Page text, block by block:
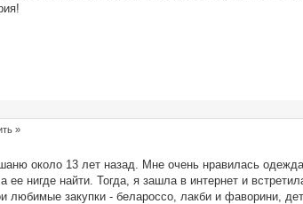
»
около 13 лет назад. Мне очень нравилась
ее нигде найти. Тогда, я зашла в интернет и
любимые закупки - белароссо, лакби и фаворини,